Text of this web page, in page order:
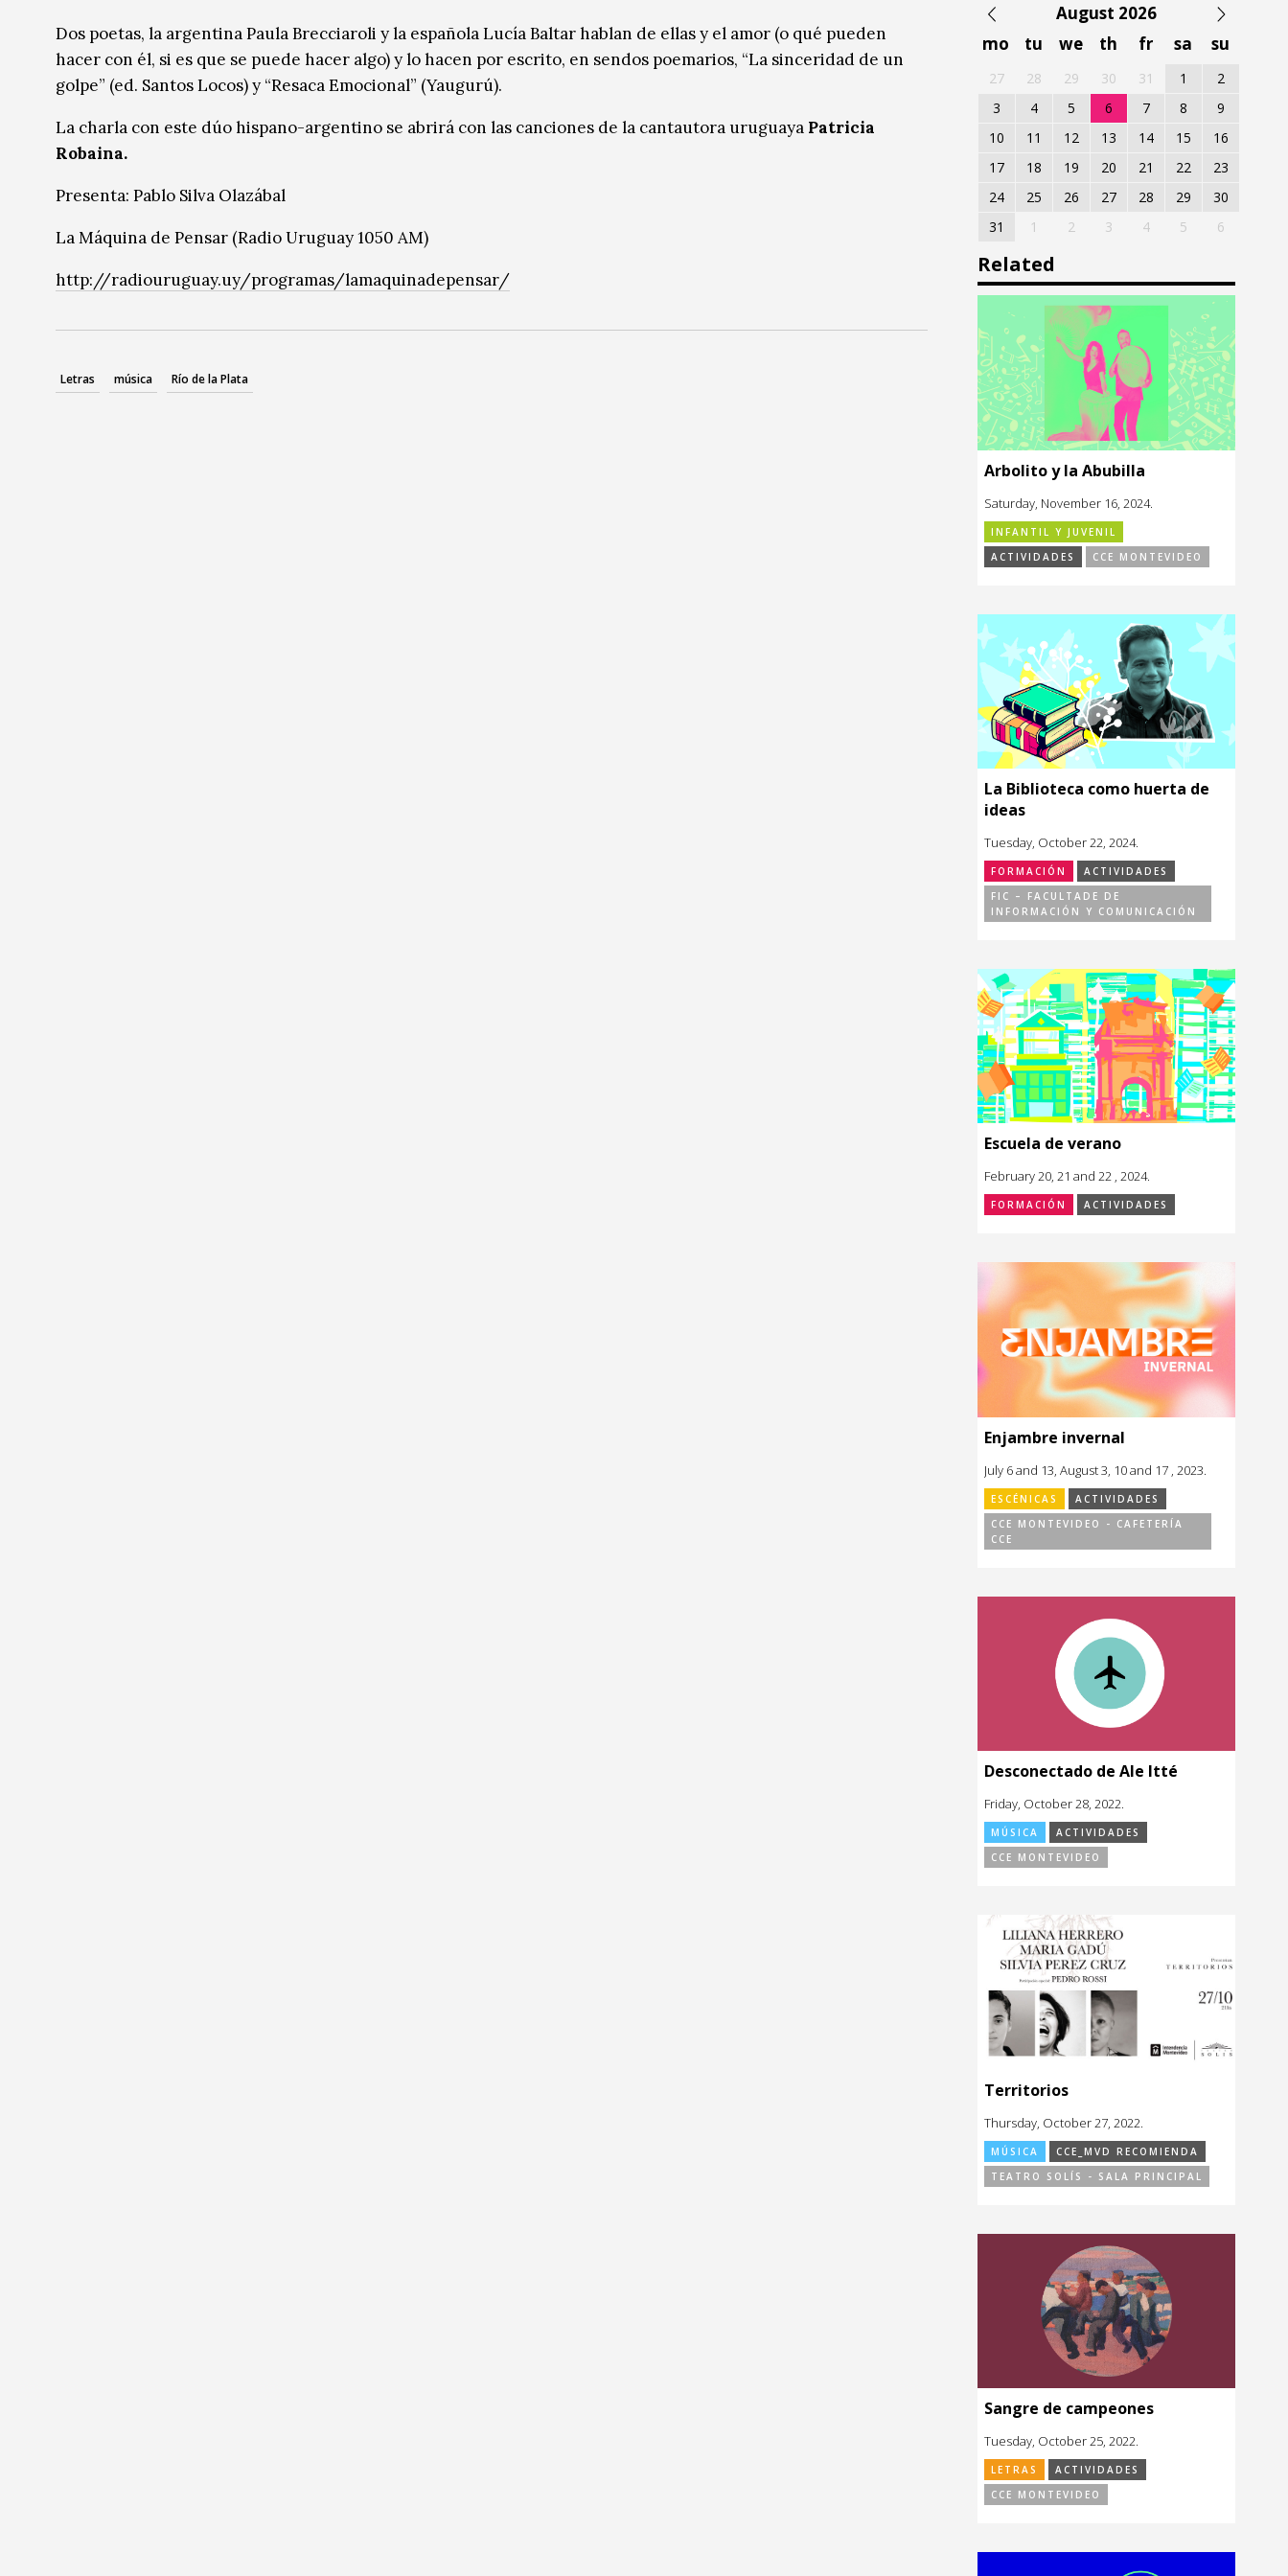
Música
Música
Sin categoríaSin categoría
Dos poetas, la argentina Paula Brecciaroli y la española Lucía Baltar hablan de ellas y el amor (o qué pueden
hacer con él, si es que se puede hacer algo) y lo hacen por escrito, en sendos poemarios, “La sinceridad de un
golpe” (ed. Santos Locos) y “Resaca Emocional” (Yaugurú).
La charla con este dúo hispano-argentino se abrirá con las canciones de la cantautora uruguaya Patricia
Robaina.
Presenta: Pablo Silva Olazábal
La Máquina de Pensar (Radio Uruguay 1050 AM)
http://radiouruguay.uy/programas/lamaquinadepensar/
Letras música Río de la Plata
August 2026
mo
tu we th fr sa su
27 28 29 30 31 1
2
3
4 5 6 7 8
9
10
11 12 13 14 15
16
17
18 19 20 21 22
23
24
25 26 27 28 29
30
31
1 2 3 4 5 6
Related
Arbolito y la Abubilla
Saturday, November 16, 2024.
INFANTIL Y JUVENIL
ACTIVIDADES
CCE MONTEVIDEO
La Biblioteca como huerta de
ideas
Tuesday, October 22, 2024.
FORMACIÓN
ACTIVIDADES
FIC – FACULTADE DE
INFORMACIÓN Y COMUNICACIÓN
Escuela de verano
February 20, 21 and 22 , 2024.
FORMACIÓN ACTIVIDADES
Enjambre invernal
July 6 and 13, August 3, 10 and 17 , 2023.
ESCÉNICAS
ACTIVIDADES
CCE MONTEVIDEO - CAFETERÍA
CCE
Desconectado de Ale Itté
Friday, October 28, 2022.
MÚSICA
ACTIVIDADES
CCE MONTEVIDEO
Territorios
Thursday, October 27, 2022.
MÚSICA
CCE_MVD RECOMIENDA
TEATRO SOLÍS - SALA PRINCIPAL
Sangre de campeones
Tuesday, October 25, 2022.
LETRAS
ACTIVIDADES
CCE MONTEVIDEO